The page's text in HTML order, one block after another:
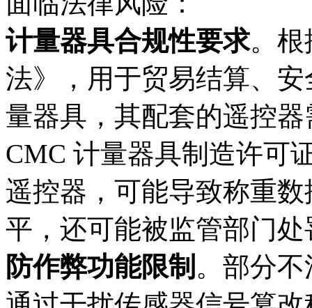
计量器具合规性要求。根
法》，用于贸易结算、
量器具，其配套的遥控
CMC 计量器具制造许可
遥控器，可能导致称重
平，还可能被监管部门处
防作弊功能限制 。部分